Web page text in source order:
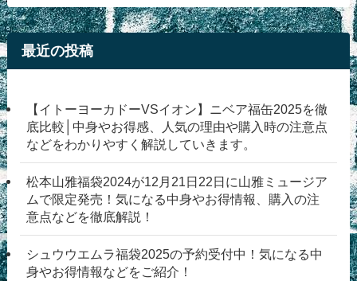
最近の投稿
【イトーヨーカドーVSイオン】ニベア福缶2025を徹
底比較│中身やお得感、人気の理由や購入時の注意点
などをわかりやすく解説していきます。
松本山雅福袋2024が12月21日22日に山雅ミュージア
ムで限定発売！気になる中身やお得情報、購入の注
意点などを徹底解説！
シュウウエムラ福袋2025の予約受付中！気になる中
身やお得情報などをご紹介！